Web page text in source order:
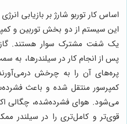
اساس کار توربو شارژ بر بازیابی
این سیستم از دو بخش توربین و
یک شفت مشترک سوار هستند.
پس از انجام کار در سیلندرها، به
پره‌های آن را به چرخش
کمپرسور منتقل شده و باعث
می‌شود. هوای فشرده‌شده، چگالی
قوی‌تر و کامل‌تری را در سیلندر